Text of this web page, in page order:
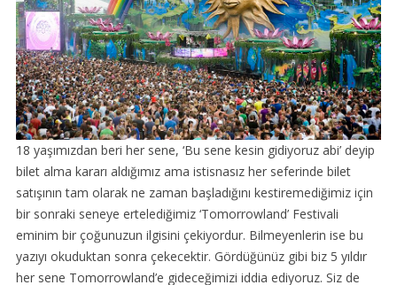
18 yaşımızdan beri her sene, ‘Bu sene kesin gidiyoruz abi’ deyip
bilet alma kararı aldığımız ama istisnasız her seferinde bilet
satışının tam olarak ne zaman başladığını kestiremediğimiz için
bir sonraki seneye ertelediğimiz ‘Tomorrowland’ Festivali
eminim bir çoğunuzun ilgisini çekiyordur. Bilmeyenlerin ise bu
yazıyı okuduktan sonra çekecektir. Gördüğünüz gibi biz 5 yıldır
her sene Tomorrowland’e gideceğimizi iddia ediyoruz. Siz de